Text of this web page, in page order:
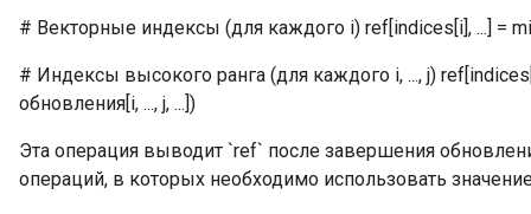
# Векторные индексы (для каждого i) ref[indices[i], ...] =
# Индексы высокого ранга (для каждого i, ..., j) ref[indices[i,
обновления[i, ..., j, ...])
Эта операция выводит `ref` после завершения
операций, в которых необходимо использовать